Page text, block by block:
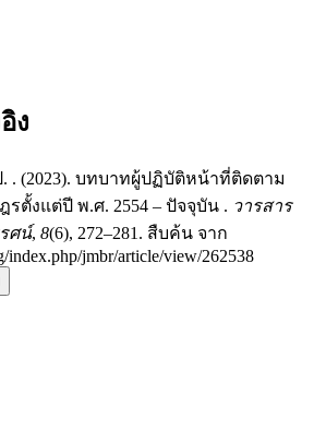
ง
. (2023). บทบาทผู้ปฏิบัติหน้าที่ติดตาม
ตั้งแต่ปี พ.ศ. 2554 – ปัจจุบัน . วารสาร
ศน์, 8(6), 272–281. สืบค้น จาก
index.php/jmbr/article/view/262538